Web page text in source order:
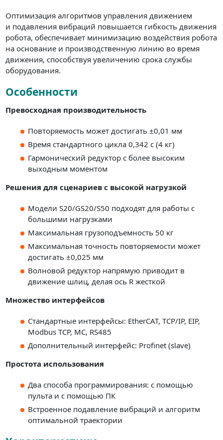
Оптимизация алгоритмов управления движением
и подавления вибраций повышается гибкость движения
робота, обеспечивает минимизацию воздействия робота
на основание и производственную линию во время
движения, способствуя увеличению срока службы
оборудования.
Особенности
Превосходная производительность
Повторяемость может достигать ±0,01 мм
Время стандартного цикла 0,342 с (4 кг)
Гармонический редуктор с более высоким
выходным моментом
Решения для сценариев с высокой нагрузкой
Модели S20/GS20/S50 подходят для работы с
большими нагрузками
Максимальная грузоподъемность 50 кг
Максимальная точность повторяемости может
достигать ±0,025 мм
Волновой редуктор напрямую приводит в
движение шлиц, делая ось R жесткой
Множество интерфейсов
Стандартные интерфейсы: EtherCAT, TCP/IP, EIP,
Modbus TCP, MC, RS485
Дополнительный интерфейс: Profinet (slave)
Простота использования
Два способа программирования: с помощью
пульта и с помощью ПК
Встроенное подавление вибраций и алгоритм
оптимальной траектории